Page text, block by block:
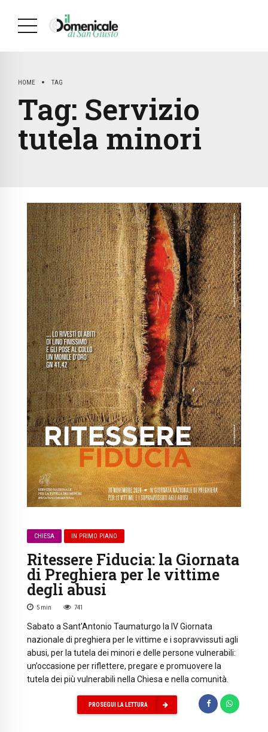
HOME TAG
Tag: Servizio
tutela minori
CHIESA IN PRIMO PIANO
Ritessere Fiducia: la Giornata
di Preghiera per le vittime
degli abusi
5 min 741
Sabato a Sant'Antonio Taumaturgo la IV Giornata
nazionale di preghiera per le vittime e i sopravvissuti agli
abusi, per la tutela dei minori e delle persone vulnerabili:
un’occasione per riflettere, pregare e promuovere la
tutela dei più vulnerabili nella Chiesa e nella comunità.
PROSEGUI LA LETTURA